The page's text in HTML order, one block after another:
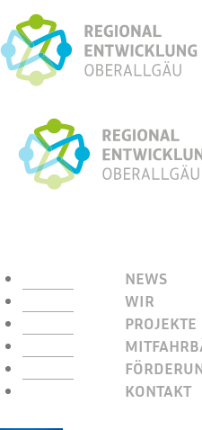
NEWS
WIR
PROJEKTE
KONTAKT